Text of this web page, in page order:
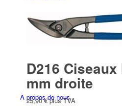
Befesti­gungs­technik
À propos de nous
D216
mm droite
25,90€ plus TVA